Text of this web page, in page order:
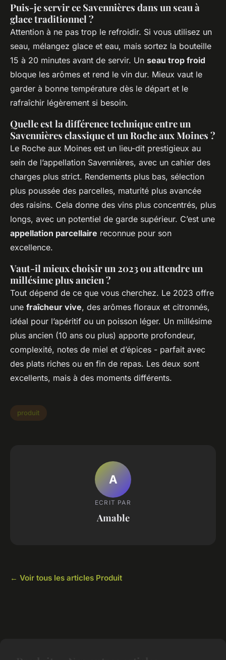
Puis-je servir ce Savennières dans un seau à
glace traditionnel ?
Attention à ne pas trop le refroidir. Si vous utilisez un
seau, mélangez glace et eau, mais sortez la bouteille
15 à 20 minutes avant de servir. Un seau trop froid
bloque les arômes et rend le vin dur. Mieux vaut le
garder à bonne température dès le départ et le
rafraîchir légèrement si besoin.
Quelle est la différence technique entre un
Savennières classique et un Roche aux Moines ?
Le Roche aux Moines est un lieu-dit prestigieux au
sein de l’appellation Savennières, avec un cahier des
charges plus strict. Rendements plus bas, sélection
plus poussée des parcelles, maturité plus avancée
des raisins. Cela donne des vins plus concentrés, plus
longs, avec un potentiel de garde supérieur. C’est une
appellation parcellaire reconnue pour son
excellence.
Vaut-il mieux choisir un 2023 ou attendre un
millésime plus ancien ?
Tout dépend de ce que vous cherchez. Le 2023 offre
une fraîcheur vive, des arômes floraux et citronnés,
idéal pour l’apéritif ou un poisson léger. Un millésime
plus ancien (10 ans ou plus) apporte profondeur,
complexité, notes de miel et d’épices - parfait avec
des plats riches ou en fin de repas. Les deux sont
excellents, mais à des moments différents.
produit
A
ECRIT PAR
Amable
← Voir tous les articles Produit